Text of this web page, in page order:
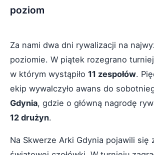
poziom
Za nami dwa dni rywalizacji na
poziomie. W piątek rozegrano
w którym wystąpiło 11 zespołów.
ekip wywalczyło awans do
Gdynia, gdzie o główną nagrodę
12 drużyn.
Na Skwerze Arki Gdynia pojawili się